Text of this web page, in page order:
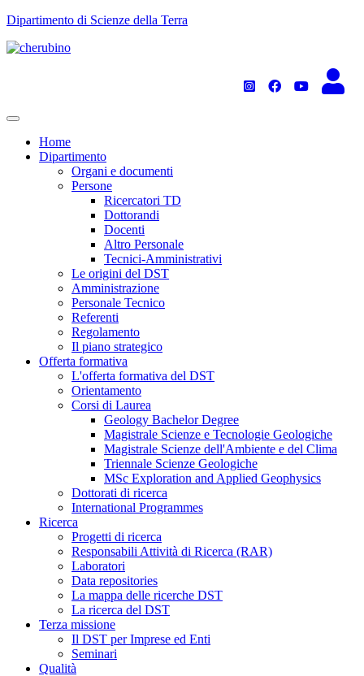
TPL_UNIPI_SKIP_TO_CONTENT
Dipartimento di Scienze della Terra
Home
Dipartimento
Organi e documenti
Persone
Ricercatori TD
Dottorandi
Docenti
Altro Personale
Tecnici-Amministrativi
Le origini del DST
Amministrazione
Personale Tecnico
Referenti
Regolamento
Il piano strategico
Offerta formativa
L'offerta formativa del DST
Orientamento
Corsi di Laurea
Geology Bachelor Degree
Magistrale Scienze e Tecnologie Geologiche
Magistrale Scienze dell'Ambiente e del Clima
Triennale Scienze Geologiche
MSc Exploration and Applied Geophysics
Dottorati di ricerca
International Programmes
Ricerca
Progetti di ricerca
Responsabili Attività di Ricerca (RAR)
Laboratori
Data repositories
La mappa delle ricerche DST
La ricerca del DST
Terza missione
Il DST per Imprese ed Enti
Seminari
Qualità